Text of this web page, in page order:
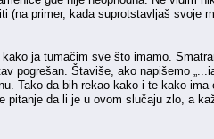
primer, kada suprotstavljaš svoje
ja tumačim sve što imamo.
pogrešan. Štaviše, ako napišemo
Tako da bih rekao kako i te kako
pitanje da li je u ovom slučaju zlo, a